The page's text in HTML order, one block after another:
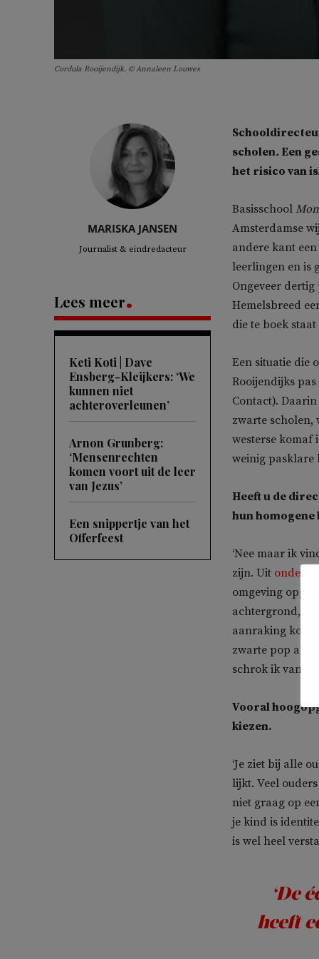
Cordula Rooijendijk. © Annaleen Louwes
MARISKA JANSEN
Journalist & eindredacteur
Lees meer
Keti Koti | Dave
Ensberg-Kleijkers: ‘We
kunnen niet
achteroverleunen’
Arnon Grunberg:
‘Mensenrechten
komen voort uit de leer
van Jezus’
Een snippertje van het
Offerfeest
scholen. Een
het risico van
Basisschool
Amsterdamse
andere kant
leerlingen en is
Ongeveer
Hemelsbreed
die te boek staat
Een situatie die
Rooijendijks
Contact).
zwarte scholen,
westerse komaf
weinig pasklare
Heeft u de
hun
‘Nee maar ik
zijn. Uit
omgeving
achtergrond,
aanraking
zwarte pop als
schrok ik van.’
Vooral
kiezen.
‘Je ziet bij alle
lijkt. Veel
niet graag op
je kind is
is wel heel
‘De
heeft